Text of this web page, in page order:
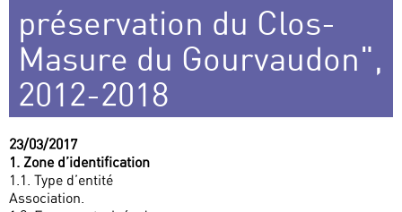
préservation du Clos-
Masure du Gourvaudon",
2012-2018
23/03/2017
1. Zone d’identification
1.1. Type d’entité
Association.